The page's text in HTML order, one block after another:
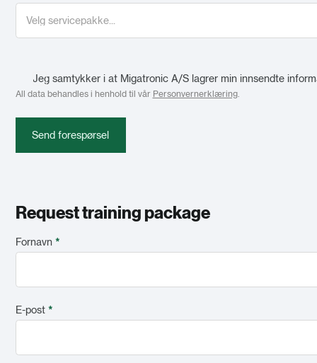
Jeg samtykker i at Migatronic A/S lagrer min innsendte
All data behandles i henhold til vår Personvernerklæring.
Send forespørsel
Request training package
Fornavn *
E-post *